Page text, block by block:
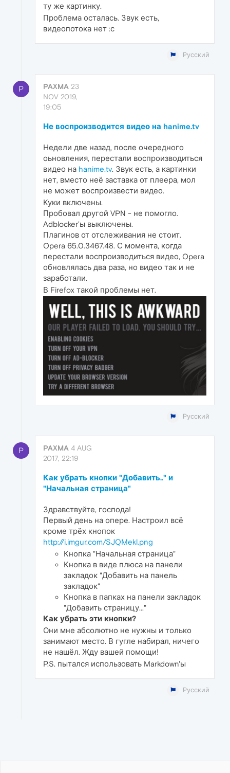
ту же картинку.
Проблема осталась. Звук есть,
видеопотока нет :с
Русский
P PAXMA 23
NOV 2019,
19:05
Не воспроизводится видео на hanime.tv
Недели две назад, после очередного
оьновления, перестали воспроизводиться
видео на hanime.tv. Звук есть, а картинки
нет, вместо неё заставка от плеера, мол
не может воспроизвести видео.
Куки включены.
Пробовал другой VPN - не помогло.
Adblocker'ы выключены.
Плагинов от отслеживания не стоит.
Opera 65.0.3467.48. С момента, когда
перестали воспроизводиться видео, Opera
обновлялась два раза, но видео так и не
заработали.
В Firefox такой проблемы нет.
Русский
P PAXMA 4 AUG
2017, 22:19
Как убрать кнопки "Добавить.." и
"Начальная страница"
Здравствуйте, господа!
Первый день на опере. Настроил всё
кроме трёх кнопок
http://i.imgur.com/SJQMekl.png
Кнопка "Начальная страница"
Кнопка в виде плюса на панели
закладок "Добавить на панель
закладок"
Кнопка в папках на панели закладок
"Добавить страницу..."
Как убрать эти кнопки?
Они мне абсолютно не нужны и только
занимают место. В гугле набирал, ничего
не нашёл. Жду вашей помощи!
P.S. пытался использовать Markdown'ы
Русский